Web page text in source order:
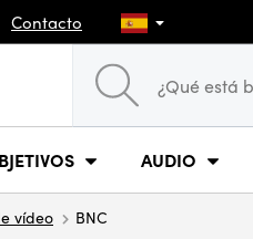
Contacto
AUDIO
vídeo BNC